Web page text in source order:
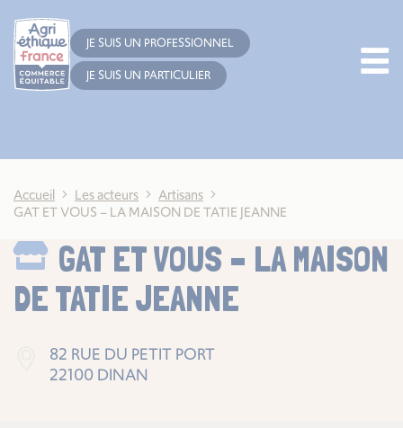
JE SUIS UN PROFESSIONNEL
JE SUIS UN PARTICULIER
Accueil Les acteurs
Artisans
GAT ET VOUS – LA MAISON DE TATIE JEANNE
GAT ET VOUS – LA MAISON
DE TATIE JEANNE
82 RUE DU PETIT PORT
22100 DINAN